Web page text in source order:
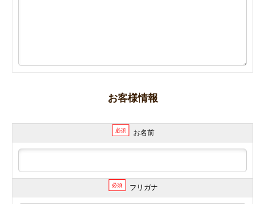
お客様情報
必須 お名前
必須 フリガナ